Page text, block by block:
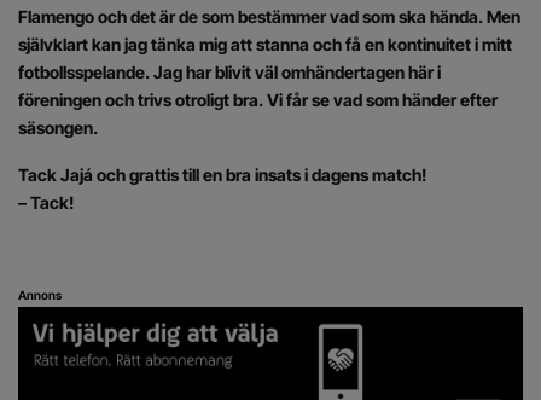
Flamengo och det är de som bestämmer vad som ska hända. Men
självklart kan jag tänka mig att stanna och få en kontinuitet i mitt
fotbollsspelande. Jag har blivit väl omhändertagen här i
föreningen och trivs otroligt bra. Vi får se vad som händer efter
säsongen.
Tack Jajá och grattis till en bra insats i dagens match!
– Tack!
Annons